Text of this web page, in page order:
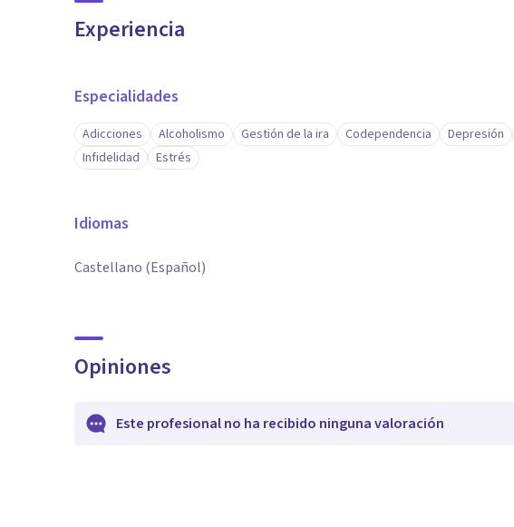
Experiencia
Especialidades
Adicciones Alcoholismo Gestión de la ira Codependencia Depresión
Infidelidad
Estrés
Idiomas
Castellano (Español)
Opiniones
Este profesional no ha recibido ninguna valoración